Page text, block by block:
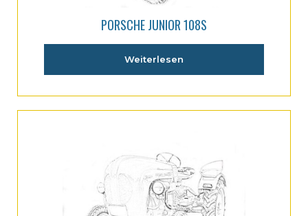
PORSCHE JUNIOR 108S
Weiterlesen